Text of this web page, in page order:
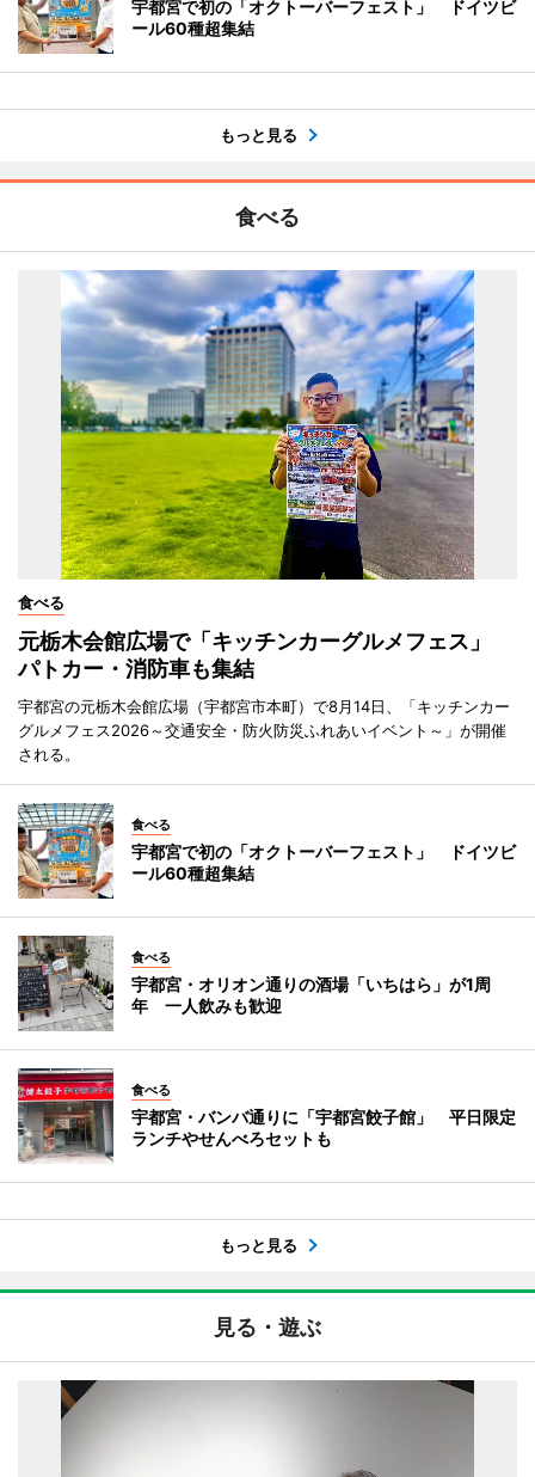
宇都宮で初の「オクトーバーフェスト」 ドイツビ
ール60種超集結
もっと見る
食べる
食べる
元栃木会館広場で「キッチンカーグルメフェス」
パトカー・消防車も集結
宇都宮の元栃木会館広場（宇都宮市本町）で8月14日、「キッチンカー
グルメフェス2026～交通安全・防火防災ふれあいイベント～」が開催
される。
食べる
宇都宮で初の「オクトーバーフェスト」 ドイツビ
ール60種超集結
食べる
宇都宮・オリオン通りの酒場「いちはら」が1周
年 一人飲みも歓迎
食べる
宇都宮・バンバ通りに「宇都宮餃子館」 平日限定
ランチやせんべろセットも
もっと見る
見る・遊ぶ